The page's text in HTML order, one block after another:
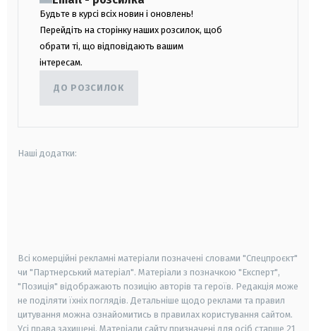
Будьте в курсі всіх новин і оновлень!
Перейдіть на сторінку наших розсилок, щоб
обрати ті, що відповідають вашим
інтересам.
ДО РОЗСИЛОК
Наші додатки:
Всі комерційні рекламні матеріали позначені словами "Спецпроєкт"
чи "Партнерський матеріал". Матеріали з позначкою "Експерт",
"Позиція" відображають позицію авторів та героїв. Редакція може
не поділяти їхніх поглядів. Детальніше щодо реклами та правил
цитування можна ознайомитись в правилах користування сайтом.
Усі права захищені. Матеріали сайту призначені для осіб старше 21